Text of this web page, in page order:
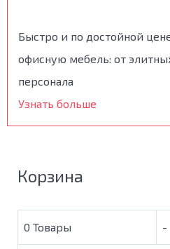
Быстро и по достойной
офисную мебель: от
персонала
Узнать больше
Корзина
0 Товары -